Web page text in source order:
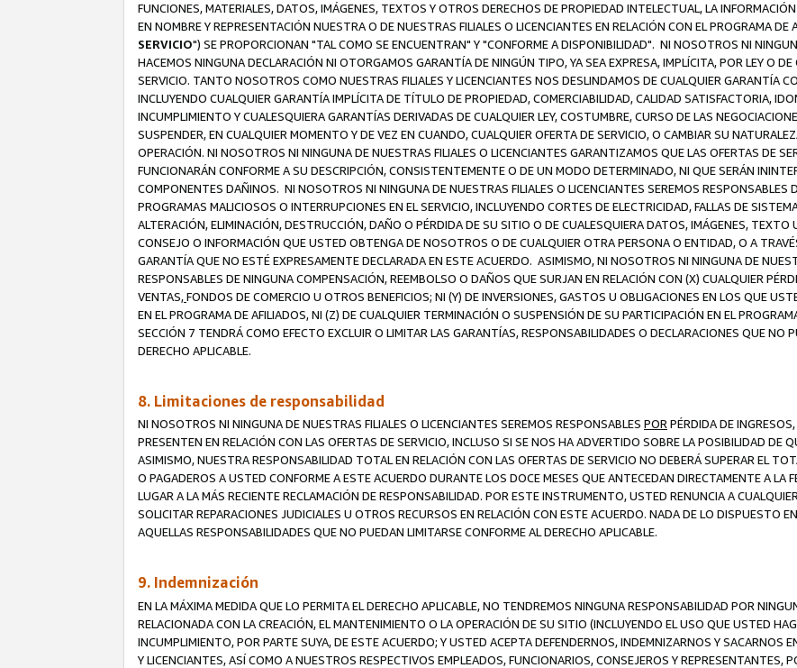
FUNCIONES, MATERIALES, DATOS, IMÁGENES, TEXTOS Y OTROS DERECHOS DE PROPIEDAD INTELECTUAL, LA
EN NOMBRE Y REPRESENTACIÓN NUESTRA O DE NUESTRAS FILIALES O LICENCIANTES EN RELACIÓN CON EL PROGRAMA
SERVICIO") SE PROPORCIONAN "TAL COMO SE ENCUENTRAN" Y "CONFORME A DISPONIBILIDAD". NI NOSOTROS NI
HACEMOS NINGUNA DECLARACIÓN NI OTORGAMOS GARANTÍA DE NINGÚN TIPO, YA SEA EXPRESA, IMPLÍCITA, POR LEY O
SERVICIO. TANTO NOSOTROS COMO NUESTRAS FILIALES Y LICENCIANTES NOS DESLINDAMOS DE CUALQUIER GARANTÍA
INCLUYENDO CUALQUIER GARANTÍA IMPLÍCITA DE TÍTULO DE PROPIEDAD, COMERCIABILIDAD, CALIDAD SATISFACTORIA,
INCUMPLIMIENTO Y CUALESQUIERA GARANTÍAS DERIVADAS DE CUALQUIER LEY, COSTUMBRE, CURSO DE LAS
SUSPENDER, EN CUALQUIER MOMENTO Y DE VEZ EN CUANDO, CUALQUIER OFERTA DE SERVICIO, O CAMBIAR SU
OPERACIÓN. NI NOSOTROS NI NINGUNA DE NUESTRAS FILIALES O LICENCIANTES GARANTIZAMOS QUE LAS OFERTAS DE
FUNCIONARÁN CONFORME A SU DESCRIPCIÓN, CONSISTENTEMENTE O DE UN MODO DETERMINADO, NI QUE SERÁN
COMPONENTES DAÑINOS. NI NOSOTROS NI NINGUNA DE NUESTRAS FILIALES O LICENCIANTES SEREMOS RESPONSABLES
PROGRAMAS MALICIOSOS O INTERRUPCIONES EN EL SERVICIO, INCLUYENDO CORTES DE ELECTRICIDAD, FALLAS DE
ALTERACIÓN, ELIMINACIÓN, DESTRUCCIÓN, DAÑO O PÉRDIDA DE SU SITIO O DE CUALESQUIERA DATOS, IMÁGENES,
CONSEJO O INFORMACIÓN QUE USTED OBTENGA DE NOSOTROS O DE CUALQUIER OTRA PERSONA O ENTIDAD, O A
GARANTÍA QUE NO ESTÉ EXPRESAMENTE DECLARADA EN ESTE ACUERDO. ASIMISMO, NI NOSOTROS NI NINGUNA DE
RESPONSABLES DE NINGUNA COMPENSACIÓN, REEMBOLSO O DAÑOS QUE SURJAN EN RELACIÓN CON (X) CUALQUIER
VENTAS,FONDOS DE COMERCIO U OTROS BENEFICIOS; NI (Y) DE INVERSIONES, GASTOS U OBLIGACIONES EN LOS QUE
EN EL PROGRAMA DE AFILIADOS, NI (Z) DE CUALQUIER TERMINACIÓN O SUSPENSIÓN DE SU PARTICIPACIÓN EN EL
SECCIÓN 7 TENDRÁ COMO EFECTO EXCLUIR O LIMITAR LAS GARANTÍAS, RESPONSABILIDADES O DECLARACIONES QUE NO
DERECHO APLICABLE.
8. Limitaciones de responsabilidad
NI NOSOTROS NI NINGUNA DE NUESTRAS FILIALES O LICENCIANTES SEREMOS RESPONSABLES PORPÉRDIDA DE
PRESENTEN EN RELACIÓN CON LAS OFERTAS DE SERVICIO, INCLUSO SI SE NOS HA ADVERTIDO SOBRE LA POSIBILIDAD DE
ASIMISMO, NUESTRA RESPONSABILIDAD TOTAL EN RELACIÓN CON LAS OFERTAS DE SERVICIO NO DEBERÁ SUPERAR EL
O PAGADEROS A USTED CONFORME A ESTE ACUERDO DURANTE LOS DOCE MESES QUE ANTECEDAN DIRECTAMENTE A LA
LUGAR A LA MÁS RECIENTE RECLAMACIÓN DE RESPONSABILIDAD. POR ESTE INSTRUMENTO, USTED RENUNCIA A
SOLICITAR REPARACIONES JUDICIALES U OTROS RECURSOS EN RELACIÓN CON ESTE ACUERDO. NADA DE LO DISPUESTO
AQUELLAS RESPONSABILIDADES QUE NO PUEDAN LIMITARSE CONFORME AL DERECHO APLICABLE.
9. Indemnización
EN LA MÁXIMA MEDIDA QUE LO PERMITA EL DERECHO APLICABLE, NO TENDREMOS NINGUNA RESPONSABILIDAD POR
RELACIONADA CON LA CREACIÓN, EL MANTENIMIENTO O LA OPERACIÓN DE SU SITIO (INCLUYENDO EL USO QUE USTED
INCUMPLIMIENTO, POR PARTE SUYA, DE ESTE ACUERDO; Y USTED ACEPTA DEFENDERNOS, INDEMNIZARNOS Y SACARNOS
Y LICENCIANTES, ASÍ COMO A NUESTROS RESPECTIVOS EMPLEADOS, FUNCIONARIOS, CONSEJEROS Y REPRESENTANTES,